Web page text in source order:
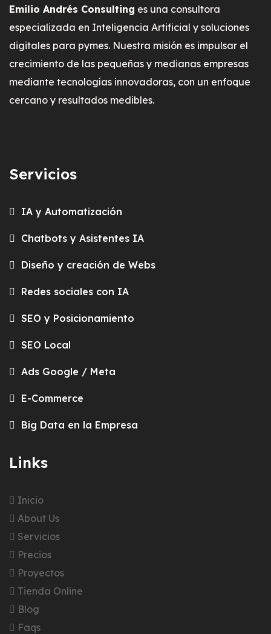
Emilio Andrés Consulting es una consultora
especializada en Inteligencia Artificial y soluciones
digitales para pymes. Nuestra misión es impulsar el
crecimiento de las pequeñas y medianas empresas
mediante tecnologías innovadoras, con un enfoque
cercano y resultados medibles.
Servicios
IA y Automatización
Chatbots y Asistentes IA
Diseño y creación de Webs
Redes sociales con IA
SEO y Posicionamiento
SEO Local
Ads Google / Meta
E-Commerce
Big Data en la Empresa
Links
Inicio
About Us
Servicios
Precios
Proyectos
Tienda Online
Blog
Faqs